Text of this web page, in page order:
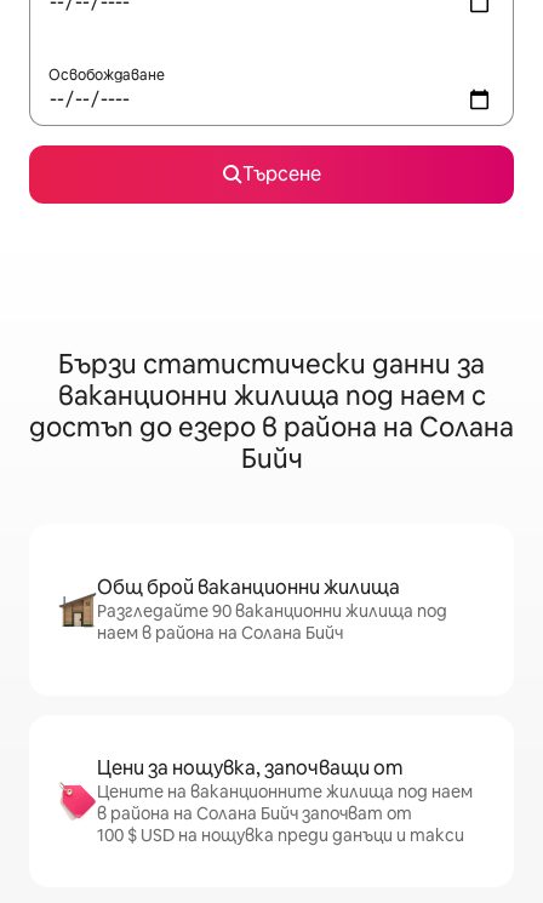
Освобождаване
Търсене
Бързи статистически данни за
ваканционни жилища под наем с
достъп до езеро в района на Солана
Бийч
Общ брой ваканционни жилища
Разгледайте 90 ваканционни жилища под
наем в района на Солана Бийч
Цени за нощувка, започващи от
Цените на ваканционните жилища под наем
в района на Солана Бийч започват от
100 $ USD на нощувка преди данъци и такси